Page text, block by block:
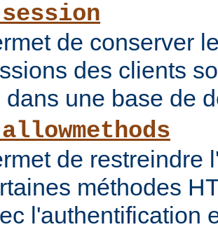
de conserver
des clients
dans une base de
de restreindre
méthodes
l'authentification